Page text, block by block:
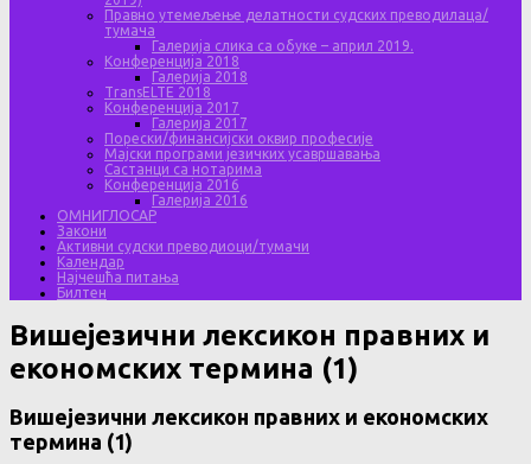
Правно утемељење делатности судских преводилаца/
тумача
Галерија слика са обуке – април 2019.
Конференција 2018
Галерија 2018
TransELTE 2018
Конференција 2017
Галерија 2017
Порески/финансијски оквир професије
Мајски програми језичких усавршавања
Састанци са нотарима
Конференција 2016
Галерија 2016
ОМНИГЛОСАР
Закони
Активни судски преводиоци/тумачи
Календар
Најчешћа питања
Билтен
Вишејезични лексикон правних и
економских термина (1)
Вишејезични лексикон правних и економских
термина (1)